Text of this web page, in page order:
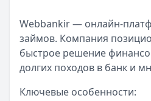
Кратко:В III квартале 2025
Опубликовано:5 декабря 2025
Категория:МФО
Читать новость
Кратко:Авторизация через
Webbankir — онлайн-
займов. Компания
быстрое решение
долгих походов в банк и
Ключевые особенности: